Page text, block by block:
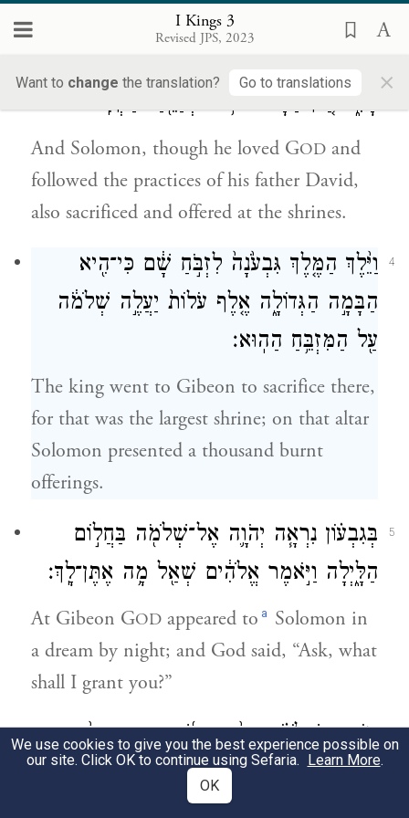
I Kings 3
Revised JPS, 2023
Want to change the translation? Go to translations ×
אָבִ֑יו רַ֚ק בַּבָּמ֔וֹת ה֥וּא מְזַבֵּ֖חַ וּמַקְטִֽיר׃
And Solomon, though he loved GOD and
followed the practices of his father David,
also sacrificed and offered at the shrines.
4
וַיֵּ֨לֶךְ הַמֶּ֤לֶךְ גִּבְעֹ֙נָה֙ לִזְבֹּ֣חַ שָׁ֔ם כִּי־הִ֖יא
הַבָּמָ֣ה הַגְּדוֹלָ֑ה אֶ֤לֶף עֹלוֹת֙ יַעֲלֶ֣ה שְׁלֹמֹ֔ה
עַ֖ל הַמִּזְבֵּ֥חַ הַהֽוּא׃
The king went to Gibeon to sacrifice there,
for that was the largest shrine; on that altar
Solomon presented a thousand burnt
offerings.
5
בְּגִבְע֗וֹן נִרְאָ֧ה יְהֹוָ֛ה אֶל־שְׁלֹמֹ֖ה בַּחֲל֣וֹם
הַלָּ֑יְלָה וַיֹּ֣אמֶר אֱלֹהִ֔ים שְׁאַ֖ל מָ֥ה אֶתֶּן־לָֽךְ׃
At Gibeon GOD appeared to a Solomon in
a dream by night; and God said, “Ask, what
shall I grant you?”
וַיֹּ֣אמֶר שְׁלֹמֹ֗ה אַתָּ֨ה עָשִׂ֜יתָ עִם־עַבְדְּךָ֨ דָוִ֣ד
אָבִי֮ חֶ֣סֶד גָּדוֹל֒ כַּאֲשֶׁר֩ הָלַ֨ךְ לְפָנֶ֜יךָ בֶּאֱמֶ֧ת
We use cookies to give you the best experience possible on
our site. Click OK to continue using Sefaria. Learn More.
OK